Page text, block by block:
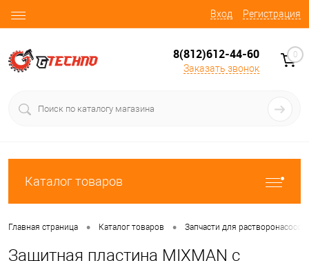
Вход Регистрация
8(812)612-44-60
Заказать звонок
0
Каталог товаров
Главная страница • Каталог товаров • Запчасти для растворонасосов
Защитная пластина MIXMAN с